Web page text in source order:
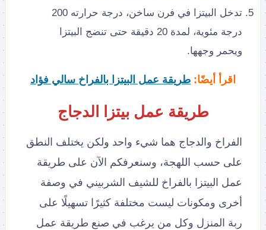
تدخل البيتزا في فرن ساخن، درجة حرارته 200
درجة مئوية، لمدة 20 دقيقة حتى تنضج البيتزا
ويحمر وجهها.
اقرأ أيضًا: طريقة عمل البيتزا بالفراخ سالي فؤاد
طريقة عمل بيتزا الدجاج
الفراخ والدجاج هما شيء واحد ولكن يختلف النطق
على حسب اللهجة، وسنعرفكم الآن على طريقة
عمل البيتزا بالفراخ للشيف الشربيني في وصفة
أخرى ومكونات ليست مختلفة كثيرًا تسهيلًا على
ربة المنزل وكل من يرغب في صنع طريقة عمل